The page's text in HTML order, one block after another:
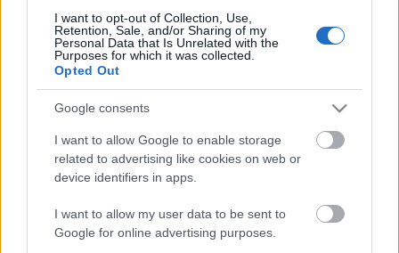
I want to opt-out of Collection, Use,
Retention, Sale, and/or Sharing of my
Personal Data that Is Unrelated with the
Purposes for which it was collected.
Opted Out
Google consents
I want to allow Google to enable storage
related to advertising like cookies on web or
device identifiers in apps.
I want to allow my user data to be sent to
Google for online advertising purposes.
Forrás: opera.hu
Ajánlott bejegyzések:
Indul az e-Trafó online programsorozat